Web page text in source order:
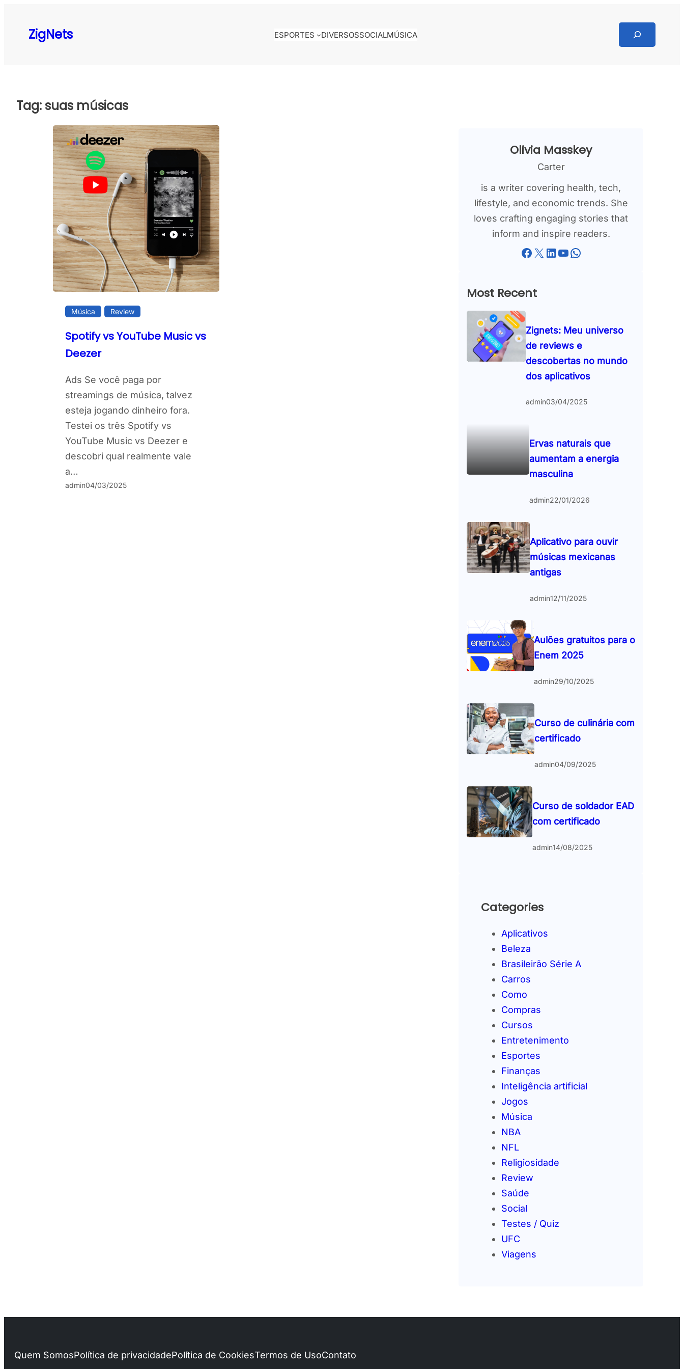
ZigNets ESPORTES DIVERSOSSOCIALMÚSICA
Search
Tag: suas músicas
Música Review
Spotify vs YouTube Music vs
Deezer
Ads Se você paga por
streamings de música, talvez
esteja jogando dinheiro fora.
Testei os três Spotify vs
YouTube Music vs Deezer e
descobri qual realmente vale
a…
admin04/03/2025
Olivia Masskey
Carter
is a writer covering health, tech,
lifestyle, and economic trends. She
loves crafting engaging stories that
inform and inspire readers.
Facebook X LinkedIn YouTube WhatsApp
Most Recent
Zignets: Meu universo
de reviews e
descobertas no mundo
dos aplicativos
admin03/04/2025
Ervas naturais que
aumentam a energia
masculina
admin22/01/2026
Aplicativo para ouvir
músicas mexicanas
antigas
admin12/11/2025
Aulões gratuitos para o
Enem 2025
admin29/10/2025
Curso de culinária com
certificado
admin04/09/2025
Curso de soldador EAD
com certificado
admin14/08/2025
Categories
Aplicativos
Beleza
Brasileirão Série A
Carros
Como
Compras
Cursos
Entretenimento
Esportes
Finanças
Inteligência artificial
Jogos
Música
NBA
NFL
Religiosidade
Review
Saúde
Social
Testes / Quiz
UFC
Viagens
Quem SomosPolítica de privacidadePolítica de CookiesTermos de UsoContato